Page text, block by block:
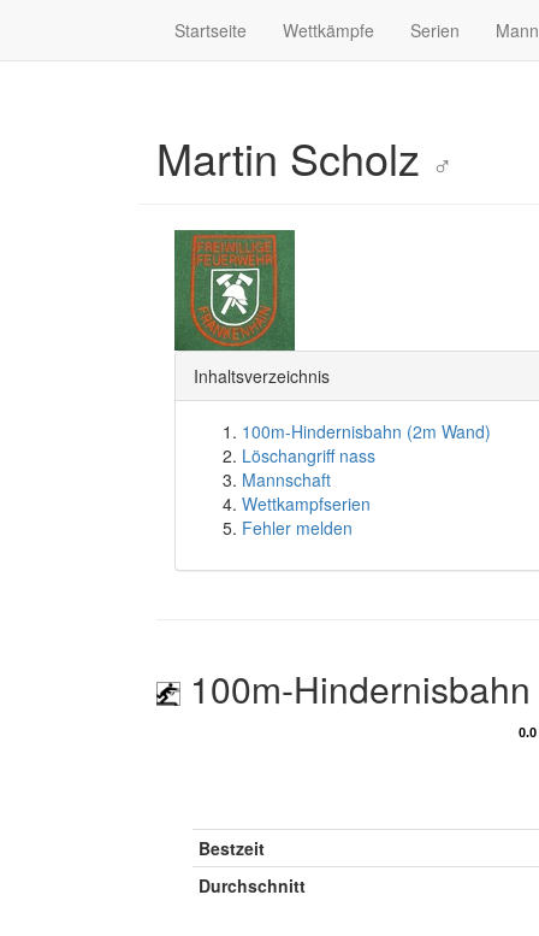
Startseite Wettkämpfe Serien
Martin Scholz ♂
Inhaltsverzeichnis
100m-Hindernisbahn (2m Wand)
Löschangriff nass
Mannschaft
Wettkampfserien
Fehler melden
100m-
Bestzeit
Durchschnitt